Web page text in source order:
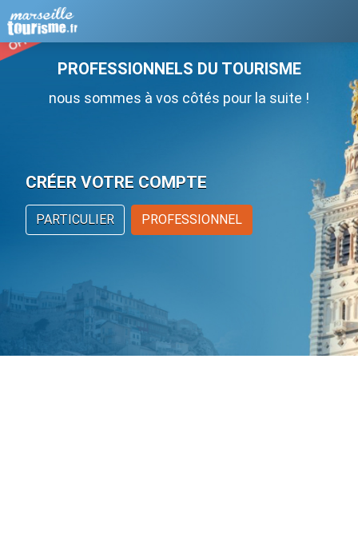
PROFESSIONNELS DU TOURISME
nous sommes à vos côtés pour la suite !
CRÉER VOTRE COMPTE
PARTICULIER PROFESSIONNEL